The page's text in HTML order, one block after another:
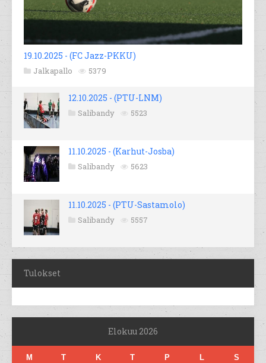
19.10.2025 - (FC Jazz-PKKU)
Jalkapallo 5379
12.10.2025 - (PTU-LNM)
Salibandy 5523
11.10.2025 - (Karhut-Josba)
Salibandy 5623
11.10.2025 - (PTU-Sastamolo)
Salibandy 5557
Tulokset
Elokuu 2026
M T K T P L S